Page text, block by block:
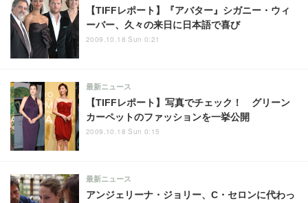
【TIFFレポート】『アバター』シガニー・ウィ
ーバー、久々の来日に日本語で喜び
2009.10.18 Sun 0:21
【TIFFレポート】写真でチェック！ グリーン
カーペットのファッションを一挙公開
最新ニュース
2009.10.18 Sun 0:15
アンジェリーナ・ジョリー、C・セロンに代わっ
最新ニュース